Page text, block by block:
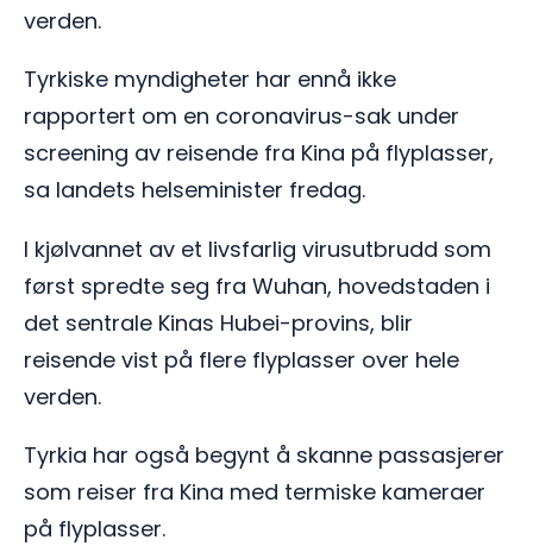
verden.
Tyrkiske myndigheter har ennå ikke
rapportert om en coronavirus-sak under
screening av reisende fra Kina på flyplasser,
sa landets helseminister fredag.
I kjølvannet av et livsfarlig virusutbrudd som
først spredte seg fra Wuhan, hovedstaden i
det sentrale Kinas Hubei-provins, blir
reisende vist på flere flyplasser over hele
verden.
Tyrkia har også begynt å skanne passasjerer
som reiser fra Kina med termiske kameraer
på flyplasser.